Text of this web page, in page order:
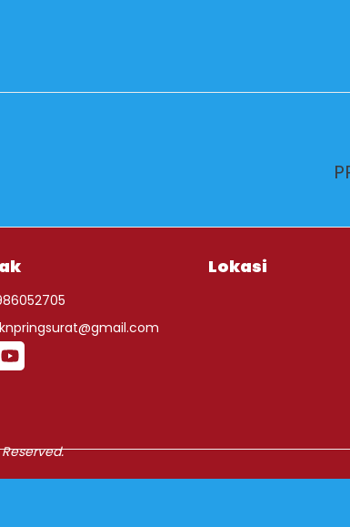
Lokasi